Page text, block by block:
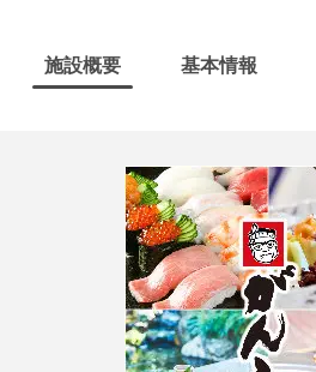
施設概要 基本情報